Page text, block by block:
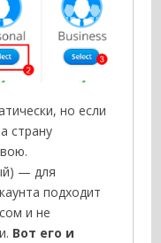
но если
страну
— для
подходит
и не
Вот его и